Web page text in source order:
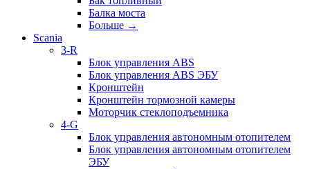
Балка моста
Больше →
Scania
3-R
Блок управления ABS
Блок управления ABS ЭБУ
Кронштейн
Кронштейн тормозной камеры
Моторчик стеклоподъемника
4-G
Блок управления автономным отопителем
Блок управления автономным отопителем
ЭБУ